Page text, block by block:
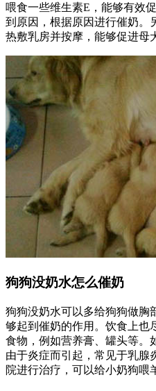
喂食一些维生素E，能够有效
到原因，根据原因进行催奶。
热敷乳房并按摩，能够促进母
狗狗没奶水怎么催奶
狗狗没奶水可以多给狗狗做胸
够起到催奶的作用。饮食上也
食物，例如营养膏、罐头等。
由于炎症而引起，常见于乳腺
院进行治疗，可以给小奶狗喂